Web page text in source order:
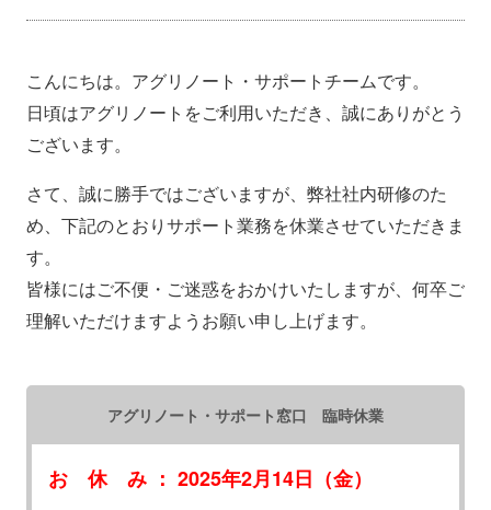
こんにちは。アグリノート・サポートチームです。
日頃はアグリノートをご利用いただき、誠にありがとう
ございます。
さて、誠に勝手ではございますが、弊社社内研修のた
め、下記のとおりサポート業務を休業させていただきま
す。
皆様にはご不便・ご迷惑をおかけいたしますが、何卒ご
理解いただけますようお願い申し上げます。
アグリノート・サポート窓口 臨時休業
お 休 み ： 2025年2月14日（金）